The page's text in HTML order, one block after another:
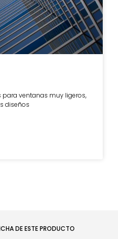
para ventanas muy ligeros,
diseños
DE ESTE PRODUCTO